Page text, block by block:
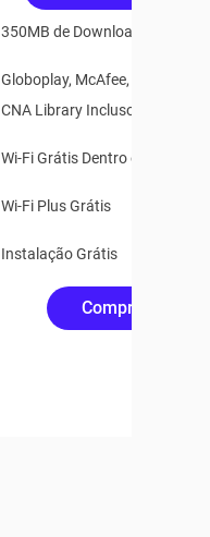
350MB de Download e 35MB
Globoplay, McAfee, Claro
CNA Library Inclusos
Wi-Fi Grátis Dentro e Fora de
Wi-Fi Plus Grátis
Instalação Grátis
Compre Online